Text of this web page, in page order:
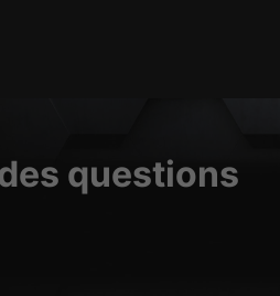
questions